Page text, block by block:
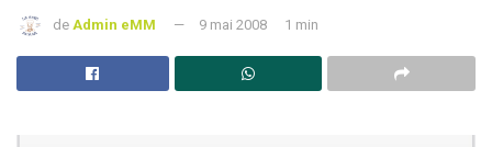
de Admin eMM 9 mai 2008 1 min